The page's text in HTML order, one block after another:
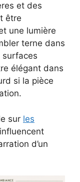
et des
être
une lumière
terne dans
surfaces
élégant dans
si la pièce
sur les
d’un